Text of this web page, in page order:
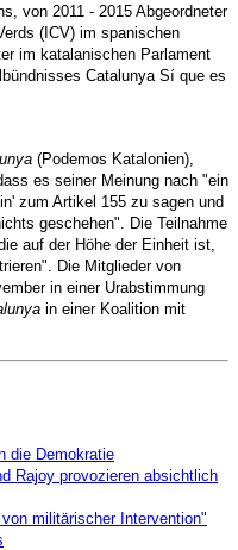
von 2011 - 2015 Abgeordneter
(ICV) im spanischen
im katalanischen Parlament
Catalunya Sí que es
(Podemos Katalonien),
es seiner Meinung nach "ein
zum Artikel 155 zu sagen und
geschehen". Die Teilnahme
auf der Höhe der Einheit ist,
Die Mitglieder von
in einer Urabstimmung
in einer Koalition mit
die Demokratie
Rajoy provozieren absichtlich
militärischer Intervention"